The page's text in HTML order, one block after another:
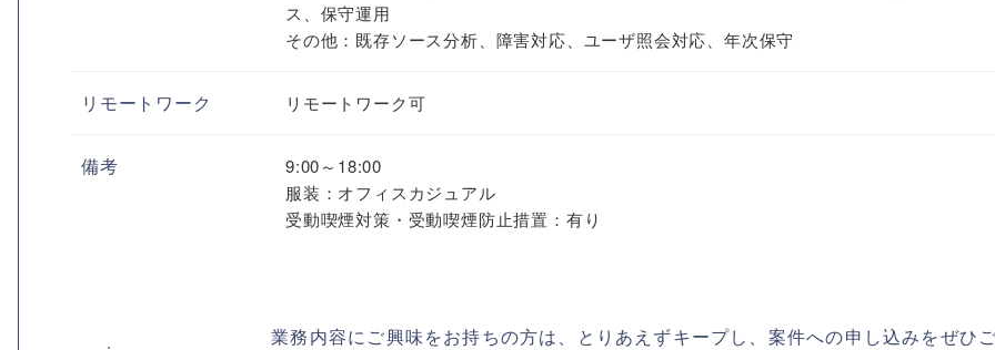
ス、保守運用
その他：既存ソース分析、障害対応、ユーザ照会対応、年次保守
リモートワーク リモートワーク可
備考
9:00～18:00
服装：オフィスカジュアル
受動喫煙対策・受動喫煙防止措置：有り
業務内容にご興味をお持ちの方は、とりあえずキープし、案件への申し込みをぜひ